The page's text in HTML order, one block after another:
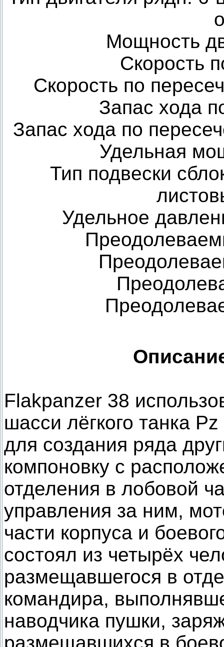
Мощность
Скорость
Скорость по
Запас хода
Запас хода по
Удельная
Тип подвески
Удельное
Flakpanzer 38
шасси лёгкого танка
для создания ряда
компоновку с
отделения в лобовой
управления за ним,
части корпуса и
состоял из четырёх
размещавшегося в
командира,
наводчика пушки,